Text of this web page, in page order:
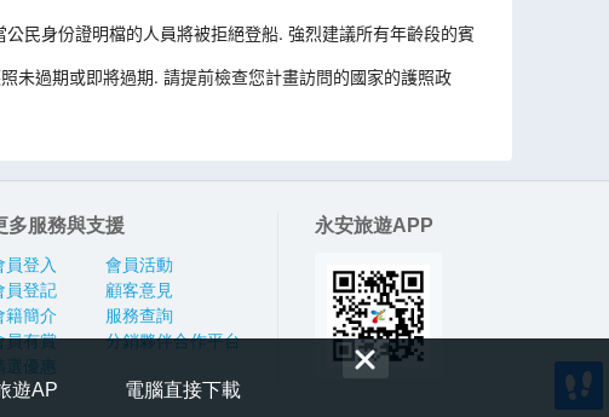
民身份證明檔的人員將被拒絕登船. 強烈建議所有年齡段的賓
未過期或即將過期. 請提前檢查您計畫訪問的國家的護照政
多服務與支援
員登入
員登記
籍簡介
員有賞
選優惠
會員活動
顧客意見
服務查詢
分銷夥伴合作平台
永安旅遊APP
遊AP
電腦直接下載